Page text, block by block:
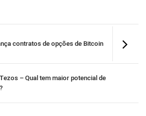
contratos de opções de Bitcoin
– Qual tem maior potencial de